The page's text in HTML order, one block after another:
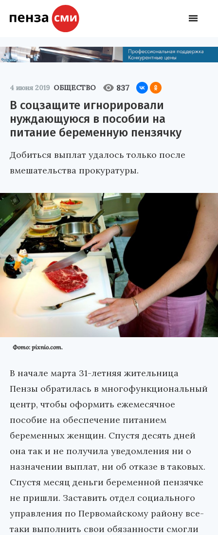
4 июня 2019 ОБЩЕСТВО 837
В соцзащите игнорировали
нуждающуюся в пособии на
питание беременную пензячку
Добиться выплат удалось только после
вмешательства прокуратуры.
Фото: pixnio.com.
В начале марта 31-летняя жительница
Пензы обратилась в многофункциональный
центр, чтобы оформить ежемесячное
пособие на обеспечение питанием
беременных женщин. Спустя десять дней
она так и не получила уведомления ни о
назначении выплат, ни об отказе в таковых.
Спустя месяц деньги беременной пензячке
не пришли. Заставить отдел социального
управления по Первомайскому району все-
таки выполнить свои обязанности смогли